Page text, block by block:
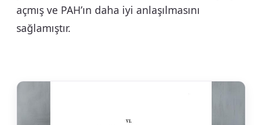
açmış ve PAH’ın daha iyi anlaşılmasını
sağlamıştır.